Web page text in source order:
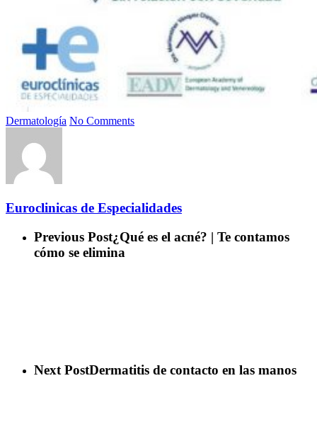
Dermatología No Comments
Euroclinicas de Especialidades
Previous Post¿Qué es el acné? | Te contamos
cómo se elimina
Next PostDermatitis de contacto en las manos